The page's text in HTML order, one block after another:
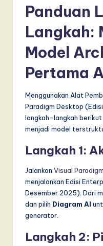
Panduan
Langkah:
Model
Pertama
Menggunakan Alat
Paradigm Desktop
langkah-langkah berikut
menjadi model
Langkah 1:
Jalankan Visual
menjalankan Edisi
Desember 2025). Dari
dan pilih Diagram AI
generator.
Langkah 2: